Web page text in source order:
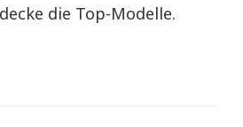
die Top-Modelle.